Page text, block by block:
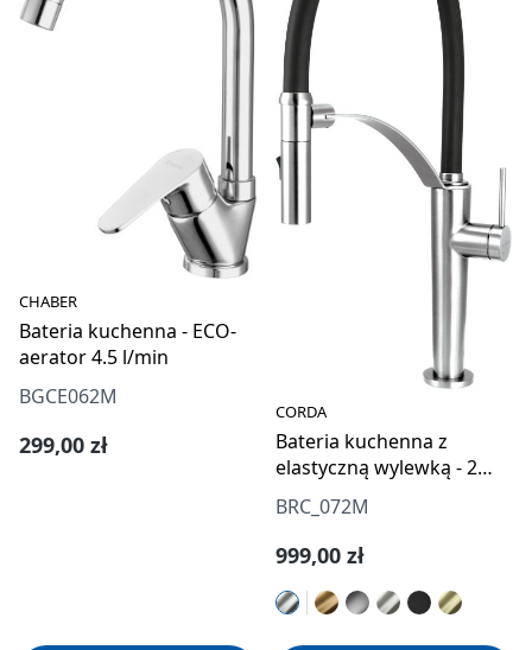
CHABER
Bateria kuchenna - ECO-
aerator 4.5 l/min
BGCE062M
Cena regularna:
299,00 zł
CORDA
Bateria kuchenna z
elastyczną wylewką - 2
rodzaje strumienia
BRC_072M
Cena regularna:
999,00 zł